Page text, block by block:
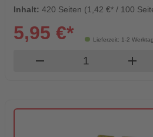
Inhalt: 420 Seiten (1,42 €* / 100
Lieferzeit: 1-2
5,95 €*
remove Produkt add